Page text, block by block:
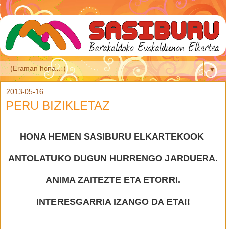
▼
2013-05-16
PERU BIZIKLETAZ
HONA HEMEN SASIBURU ELKARTEKOOK
ANTOLATUKO DUGUN HURRENGO JARDUERA.
ANIMA ZAITEZTE ETA ETORRI.
INTERESGARRIA IZANGO DA ETA!!